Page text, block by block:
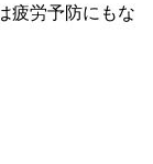
疲労予防にもな